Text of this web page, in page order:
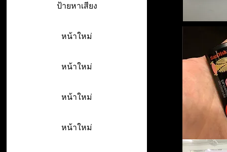
ป้ายหาเสียง
หน้าใหม่
หน้าใหม่
หน้าใหม่
หน้าใหม่